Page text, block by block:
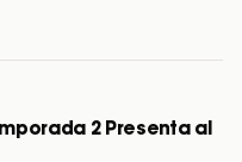
2 Presenta al